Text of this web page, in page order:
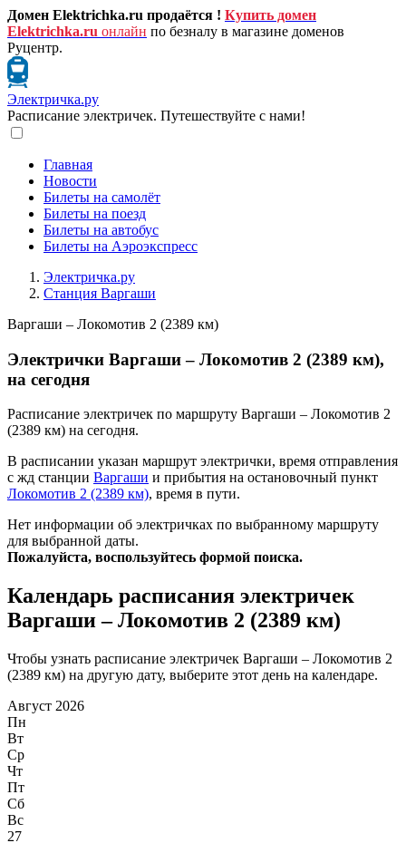
Домен Elektrichka.ru продаётся ! Купить домен
Elektrichka.ru онлайн по безналу в магазине доменов
Руцентр.
Электричка.ру
Расписание электричек. Путешествуйте с нами!
Главная
Новости
Билеты на самолёт
Билеты на поезд
Билеты на автобус
Билеты на Аэроэкспресс
Электричка.ру
Станция Варгаши
Варгаши – Локомотив 2 (2389 км)
Электрички Варгаши – Локомотив 2 (2389 км),
на сегодня
Расписание электричек по маршруту Варгаши – Локомотив 2
(2389 км) на сегодня.
В расписании указан маршрут электрички, время отправления
с жд станции Варгаши и прибытия на остановочный пункт
Локомотив 2 (2389 км), время в пути.
Нет информации об электричках по выбранному маршруту
для выбранной даты.
Пожалуйста, воспользуйтесь формой поиска.
Календарь расписания электричек
Варгаши – Локомотив 2 (2389 км)
Чтобы узнать расписание электричек Варгаши – Локомотив 2
(2389 км) на другую дату, выберите этот день на календаре.
Август 2026
Пн
Вт
Ср
Чт
Пт
Сб
Вс
27